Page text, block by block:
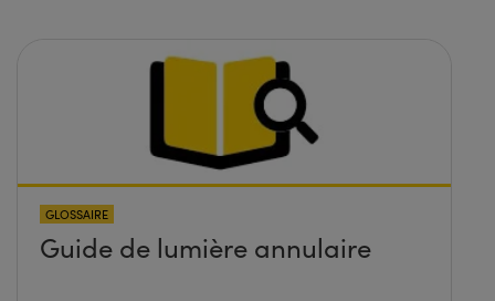
GLOSSAIRE
Guide de lumière annulaire